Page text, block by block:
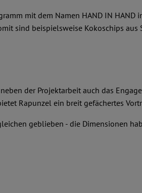
mit dem Namen HAND IN
sind beispielsweise Kokoschips
der Projektarbeit auch das
Rapunzel ein breit gefächertes
geblieben - die Dimensionen